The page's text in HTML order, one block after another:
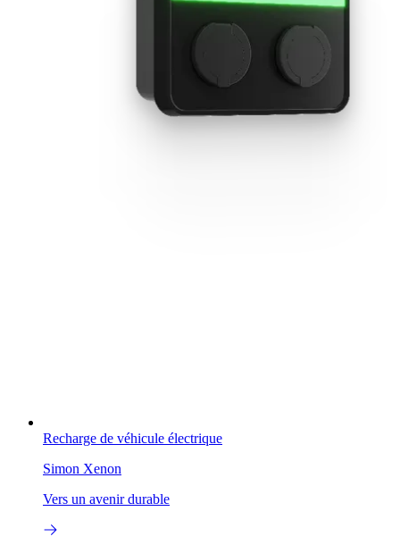
Recharge de véhicule électrique
Simon Xenon
Vers un avenir durable